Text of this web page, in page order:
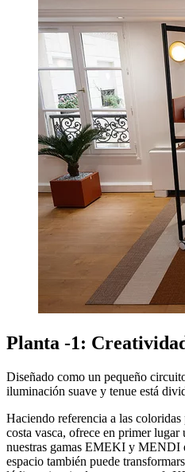
Planta -1:
Diseñado como un pequeño
iluminación suave y tenue está
Haciendo referencia a las coloridas
costa vasca, ofrece en primer lugar
nuestras gamas EMEKI y MENDI
espacio también puede